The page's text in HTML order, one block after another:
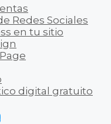
Redes Sociales
en tu sitio
digital gratuito